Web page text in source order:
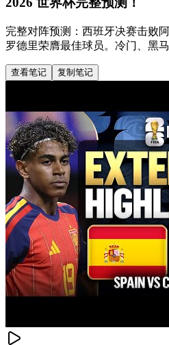
完整对阵预测：西班牙决赛击败
罗德里荣膺最佳球员。冷门、黑
查看笔记 复制笔记